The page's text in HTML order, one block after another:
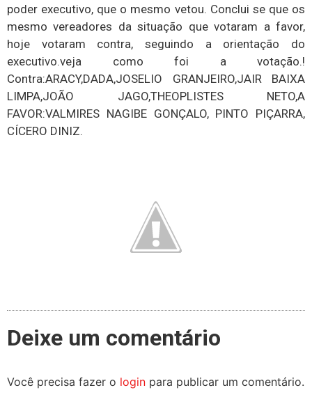
poder executivo, que o mesmo vetou. Conclui se que os
mesmo vereadores da situação que votaram a favor,
hoje votaram contra, seguindo a orientação do
executivo.veja como foi a votação.!
Contra:ARACY,DADA,JOSELIO GRANJEIRO,JAIR BAIXA
LIMPA,JOÃO JAGO,THEOPLISTES NETO,A
FAVOR:VALMIRES NAGIBE GONÇALO, PINTO PIÇARRA,
CÍCERO DINIZ.
Deixe um comentário
Você precisa fazer o login para publicar um comentário.